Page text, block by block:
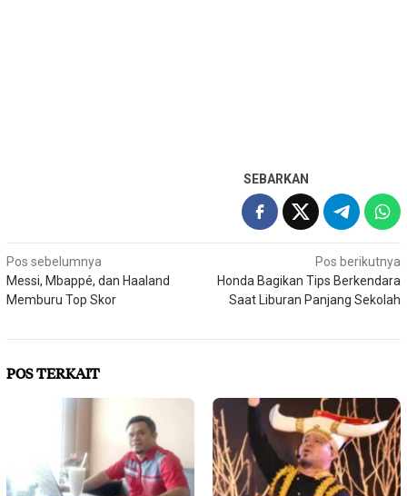
SEBARKAN
Navigasi
pos
Pos sebelumnya
Messi, Mbappé, dan Haaland
Memburu Top Skor
Pos berikutnya
Honda Bagikan Tips Berkendara
Saat Liburan Panjang Sekolah
POS TERKAIT